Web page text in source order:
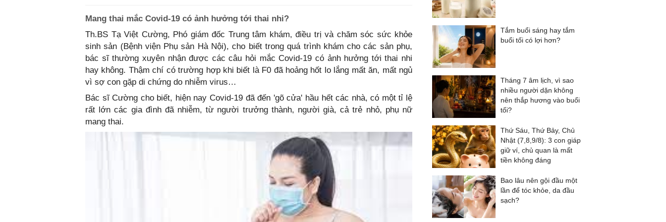
Mang thai mắc Covid-19 có ảnh hưởng tới thai nhi?
Th.BS Tạ Việt Cường, Phó giám đốc Trung tâm khám, điều trị và chăm sóc sức khỏe
sinh sản (Bệnh viện Phụ sản Hà Nội), cho biết trong quá trình khám cho các sản phụ,
bác sĩ thường xuyên nhận được các câu hỏi mắc Covid-19 có ảnh hưởng tới thai nhi
hay không. Thậm chí có trường hợp khi biết là F0 đã hoảng hốt lo lắng mất ăn, mất ngủ
vì sợ con gặp di chứng do nhiễm virus…
Bác sĩ Cường cho biết, hiện nay Covid-19 đã đến 'gõ cửa' hầu hết các nhà, có một tỉ lệ
rất lớn các gia đình đã nhiễm, từ người trưởng thành, người già, cả trẻ nhỏ, phụ nữ
mang thai.
Tắm buổi sáng hay tắm
buổi tối có lợi hơn?
Tháng 7 âm lịch, vì sao
nhiều người dặn không
nên thắp hương vào buổi
tối?
Thứ Sáu, Thứ Bảy, Chủ
Nhật (7,8,9/8): 3 con giáp
giữ ví, chủ quan là mất
tiền không đáng
Bao lâu nên gội đầu một
lần để tóc khỏe, da đầu
sạch?